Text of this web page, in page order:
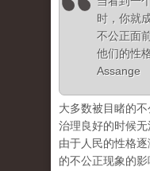
时，你就
不公正面
他们的性
Assange
大多数被目睹的
治理良好的时候无
由于人民的性格
的不公正现象的